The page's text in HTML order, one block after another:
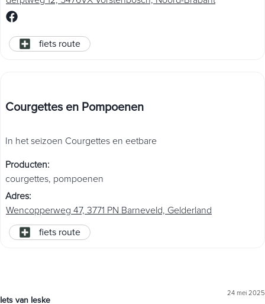
fiets route
Courgettes en Pompoenen
In het seizoen Courgettes en eetbare
Producten:
courgettes, pompoenen
Adres:
Wencopperweg 47, 3771 PN Barneveld, Gelderland
fiets route
Iets van Ieske
24 mei 2025